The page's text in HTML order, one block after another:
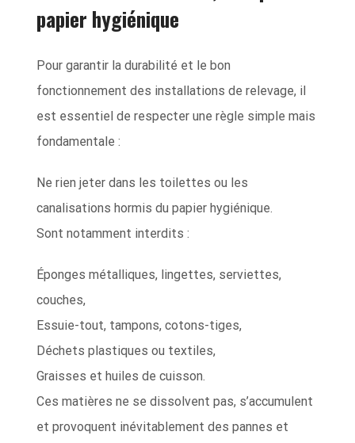
papier hygiénique
Pour garantir la durabilité et le bon
fonctionnement des installations de relevage, il
est essentiel de respecter une règle simple mais
fondamentale :
Ne rien jeter dans les toilettes ou les
canalisations hormis du papier hygiénique.
Sont notamment interdits :
Éponges métalliques, lingettes, serviettes,
couches,
Essuie-tout, tampons, cotons-tiges,
Déchets plastiques ou textiles,
Graisses et huiles de cuisson.
Ces matières ne se dissolvent pas, s’accumulent
et provoquent inévitablement des pannes et